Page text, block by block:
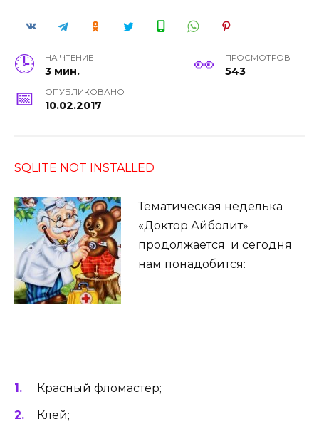
НА ЧТЕНИЕ
3 мин.
ПРОСМОТРОВ
543
ОПУБЛИКОВАНО
10.02.2017
SQLITE NOT INSTALLED
Тематическая неделька
«Доктор Айболит»
продолжается и сегодня
нам понадобится:
Красный фломастер;
Клей;